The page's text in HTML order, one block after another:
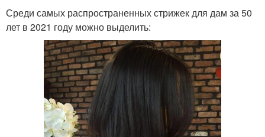
Среди самых распространенных стрижек для дам за 50
лет в 2021 году можно выделить: